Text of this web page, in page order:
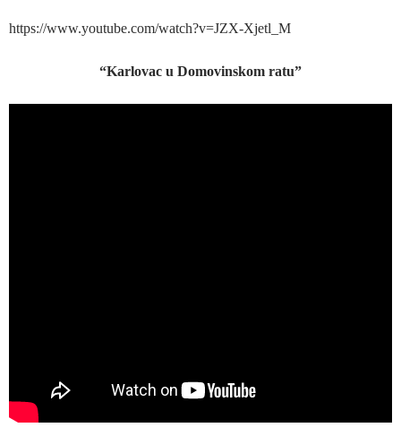
https://www.youtube.com/watch?v=JZX-Xjetl_M
“Karlovac u Domovinskom ratu”